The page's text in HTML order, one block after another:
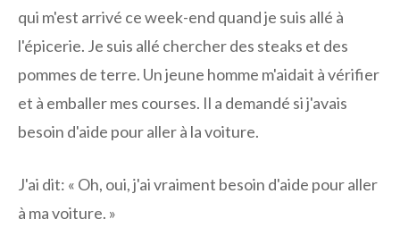
qui m'est arrivé ce week-end quand je suis allé à
l'épicerie. Je suis allé chercher des steaks et des
pommes de terre. Un jeune homme m'aidait à vérifier
et à emballer mes courses. Il a demandé si j'avais
besoin d'aide pour aller à la voiture.
J'ai dit: « Oh, oui, j'ai vraiment besoin d'aide pour aller
à ma voiture. »